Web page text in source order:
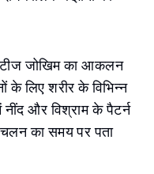
जोखिम का आकलन
के लिए शरीर के विभिन्न
और विश्राम के पैटर्न
का समय पर पता